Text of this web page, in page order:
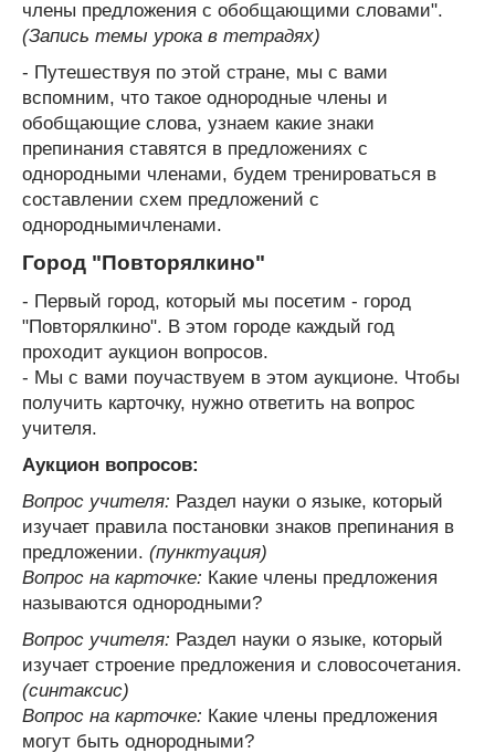
члены предложения с обобщающими словами".
(Запись темы урока в тетрадях)
- Путешествуя по этой стране, мы с вами
вспомним, что такое однородные члены и
обобщающие слова, узнаем какие знаки
препинания ставятся в предложениях с
однородными членами, будем тренироваться в
составлении схем предложений с
однороднымичленами.
Город "Повторялкино"
- Первый город, который мы посетим - город
"Повторялкино". В этом городе каждый год
проходит аукцион вопросов.
- Мы с вами поучаствуем в этом аукционе. Чтобы
получить карточку, нужно ответить на вопрос
учителя.
Аукцион вопросов:
Вопрос учителя: Раздел науки о языке, который
изучает правила постановки знаков препинания в
предложении. (пунктуация)
Вопрос на карточке: Какие члены предложения
называются однородными?
Вопрос учителя: Раздел науки о языке, который
изучает строение предложения и словосочетания.
(синтаксис)
Вопрос на карточке: Какие члены предложения
могут быть однородными?